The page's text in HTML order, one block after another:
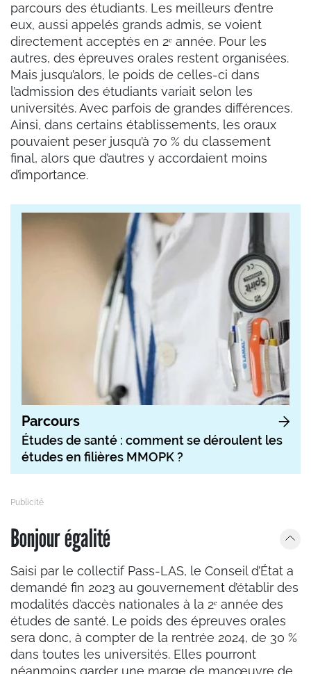
parcours des étudiants. Les meilleurs d’entre
eux, aussi appelés grands admis, se voient
directement acceptés en 2ᵉ année. Pour les
autres, des épreuves orales restent organisées.
Mais jusqu’alors, le poids de celles-ci dans
l’admission des étudiants variait selon les
universités. Avec parfois de grandes différences.
Ainsi, dans certains établissements, les oraux
pouvaient peser jusqu’à 70 % du classement
final, alors que d’autres y accordaient moins
d’importance.
Parcours
Études de santé : comment se déroulent les
études en filières MMOPK ?
Bonjour égalité
Saisi par le collectif Pass-LAS, le Conseil d’État a
demandé fin 2023 au gouvernement d’établir des
modalités d’accès nationales à la 2ᵉ année des
études de santé. Le poids des épreuves orales
sera donc, à compter de la rentrée 2024, de 30 %
dans toutes les universités. Elles pourront
néanmoins garder une marge de manœuvre de